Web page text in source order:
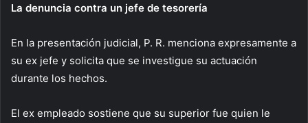
La denuncia contra un jefe de tesorería
En la presentación judicial, P. R. menciona expresamente a
su ex jefe y solicita que se investigue su actuación
durante los hechos.
El ex empleado sostiene que su superior fue quien le